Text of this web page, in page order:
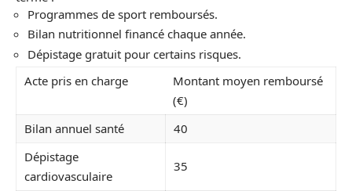
Programmes de sport remboursés.
Bilan nutritionnel financé chaque année.
Dépistage gratuit pour certains risques.
Acte pris en charge
Montant moyen remboursé
(€)
Bilan annuel santé
40
Dépistage
cardiovasculaire
35